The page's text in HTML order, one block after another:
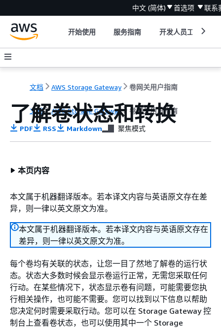
中文 (简体) 首选项 联系
开始使用 服务指南 开发人员工具
文档 AWS Storage Gateway 卷网关用户指南
文档 AWS Storage Gateway 卷网关用户指南
了解卷状态和转换
PDF RSS Markdown 聚焦模式
本页内容
本文属于机器翻译版本。若本译文内容与英语原文存在差
异，则一律以英文原文为准。
本文属于机器翻译版本。若本译文内容与英语原文存在
差异，则一律以英文原文为准。
每个卷均有关联的状态，让您一目了然地了解卷的运行状
态。状态大多数时候会显示卷运行正常，无需您采取任何
行动。在某些情况下，状态显示卷有问题，可能需要您执
行相关操作，也可能不需要。您可以找到以下信息以帮助
您决定何时需要采取行动。您可以在 Storage Gateway 控
制台上查看卷状态，也可以使用其中一个 Storage